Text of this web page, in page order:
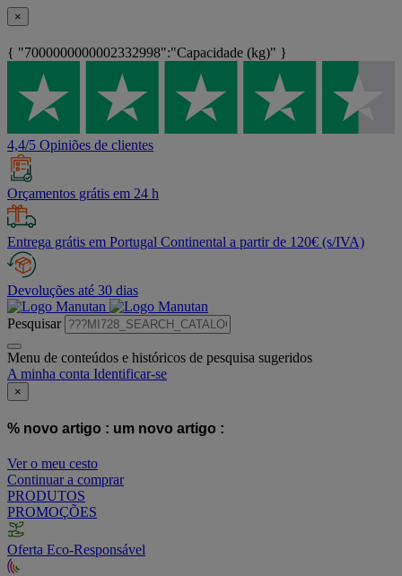
×
{ "7000000000002332998":"Capacidade (kg)" }
4,4/5 Opiniões de clientes
Orçamentos grátis em 24 h
Entrega grátis em Portugal Continental a partir de 120€ (s/IVA)
Devoluções até 30 dias
Pesquisar
Menu de conteúdos e históricos de pesquisa sugeridos
A minha conta Identificar-se
×
% novo artigo : um novo artigo :
Ver o meu cesto
Continuar a comprar
PRODUTOS
PROMOÇÕES
Oferta Eco-Responsável